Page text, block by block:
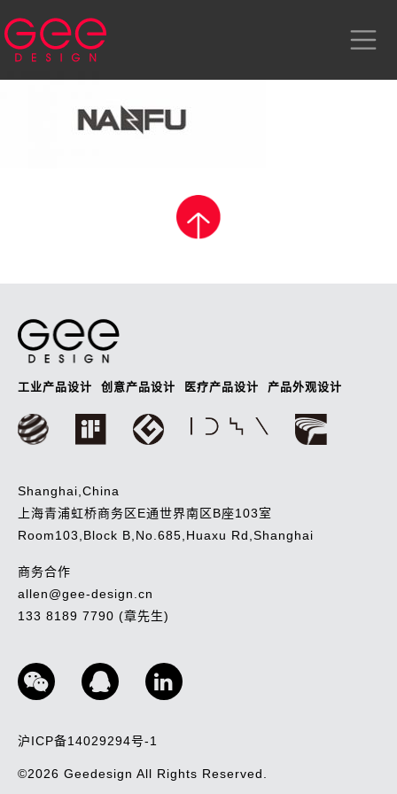
工业产品设计 创意产品设计 医疗产品设计 产品外观设计
Shanghai,China
上海青浦虹桥商务区E通世界南区B座103室
Room103,Block B,No.685,Huaxu Rd,Shanghai
商务合作
allen@gee-design.cn
133 8189 7790 (章先生)
沪ICP备14029294号-1
©2026 Geedesign All Rights Reserved.